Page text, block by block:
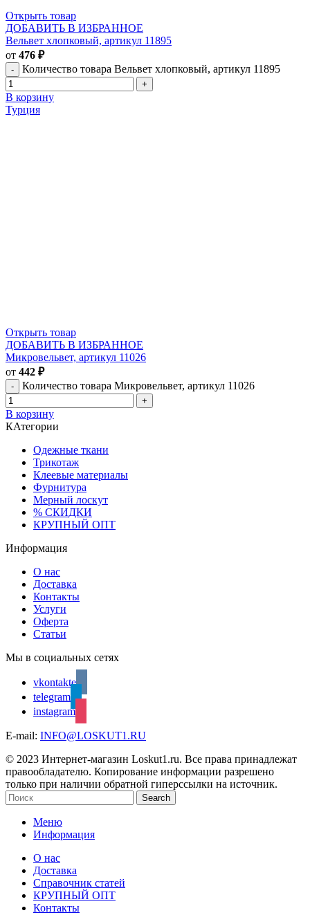
Открыть товар
ДОБАВИТЬ В ИЗБРАННОЕ
Вельвет хлопковый, артикул 11895
от 476 ₽
Количество товара Вельвет хлопковый, артикул 11895
В корзину
Турция
Открыть товар
ДОБАВИТЬ В ИЗБРАННОЕ
Микровельвет, артикул 11026
от 442 ₽
Количество товара Микровельвет, артикул 11026
В корзину
КАтегории
Одежные ткани
Трикотаж
Клеевые материалы
Фурнитура
Мерный лоскут
% СКИДКИ
КРУПНЫЙ ОПТ
Информация
О нас
Доставка
Контакты
Услуги
Оферта
Статьи
Мы в социальных сетях
vkontakte
telegram
instagram
E-mail: INFO@LOSKUT1.RU
© 2023 Интернет-магазин Loskut1.ru. Все права принадлежат
правообладателю. Копирование информации разрешено
только при наличии обратной гиперссылки на источник.
Search
Меню
Информация
О нас
Доставка
Справочник статей
КРУПНЫЙ ОПТ
Контакты